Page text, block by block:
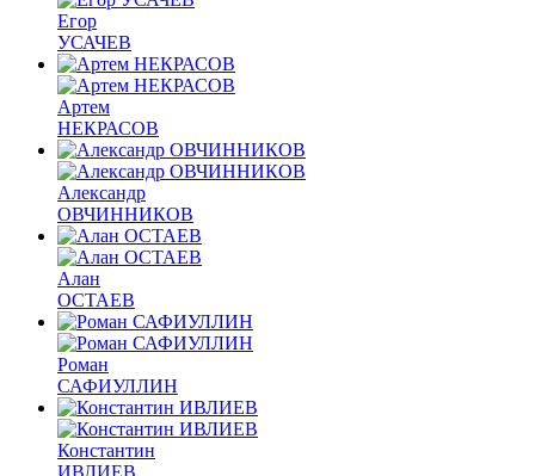
Егор
УСАЧЕВ
Артем
НЕКРАСОВ
Александр
ОВЧИННИКОВ
Алан
ОСТАЕВ
Роман
САФИУЛЛИН
Константин